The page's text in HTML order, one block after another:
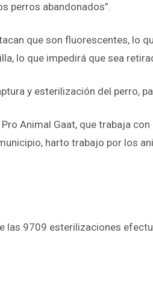
perros abandonados”.
que son fluorescentes, lo
lo que impedirá que sea
y esterilización del perro,
Animal Gaat, que trabaja
harto trabajo por los
las 9709 esterilizaciones